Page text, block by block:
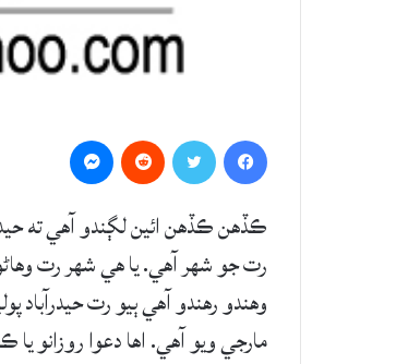
ڪڏهن ڪڏهن ائين لڳندو آهي ته
رت جو شهر آهي. يا هي شهر رت
وهندو رهندو آهي ٻيو رت حيدرآباد
مارجي ويو آهي. اها دعوا روزانو